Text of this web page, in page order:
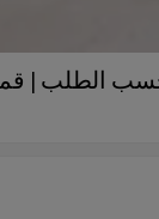
حسب الطلب